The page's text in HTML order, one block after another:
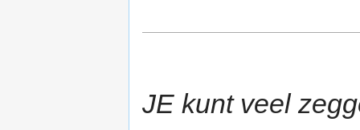
JE kunt veel